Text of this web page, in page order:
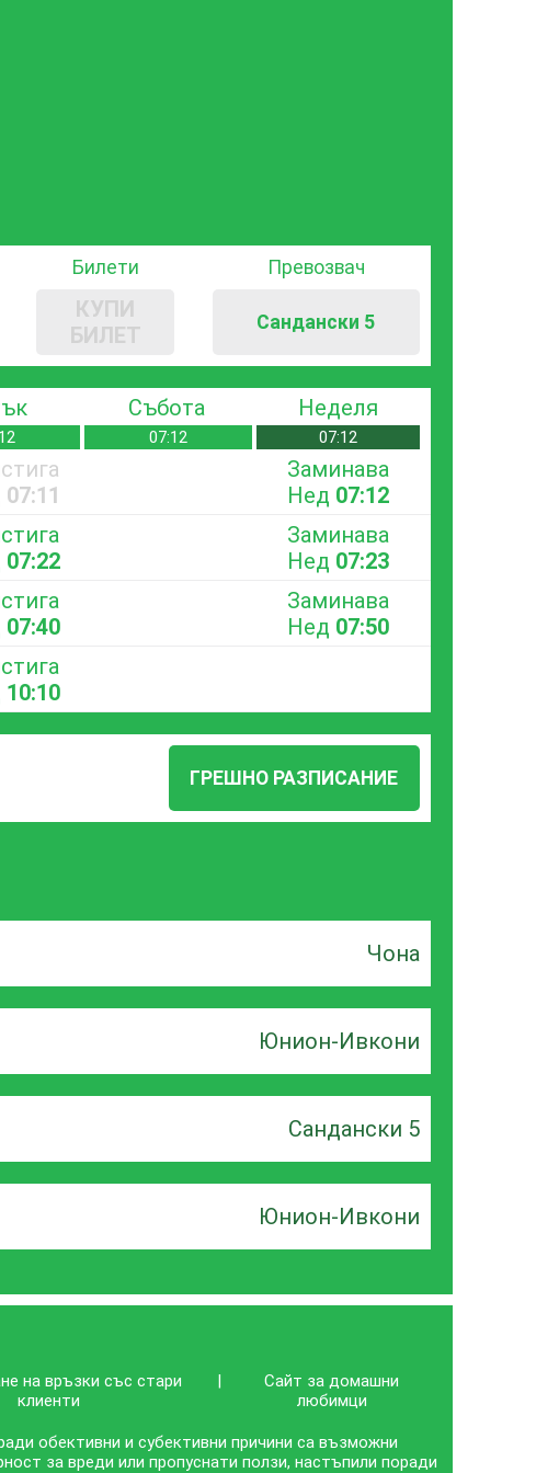
Билети
КУПИ
БИЛЕТ
Превозвач
Сандански 5
Събота
07:12
Неделя
07:12
07:11
Заминава
Нед 07:12
07:22
Заминава
Нед 07:23
07:40
Заминава
Нед 07:50
10:10
ГРЕШНО РАЗПИСАНИЕ
Чона
Юнион-Ивкони
Сандански 5
Юнион-Ивкони
на връзки със стари
клиенти
|
Сайт за домашни
любимци
обективни и субективни причини са възможни
за вреди или пропуснати ползи, настъпили поради